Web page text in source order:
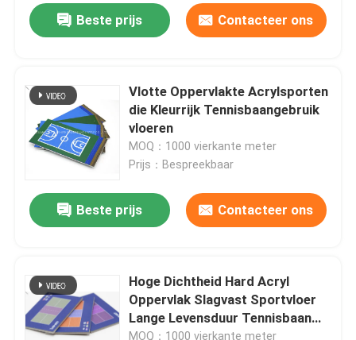
Beste prijs Contacteer ons
Vlotte Oppervlakte Acrylsporten
die Kleurrijk Tennisbaangebruik
vloeren
MOQ：1000 vierkante meter
Prijs：Bespreekbaar
Beste prijs Contacteer ons
Hoge Dichtheid Hard Acryl
Oppervlak Slagvast Sportvloer
Lange Levensduur Tennisbaan
Coating Duurzaam Basketbal
MOQ：1000 vierkante meter